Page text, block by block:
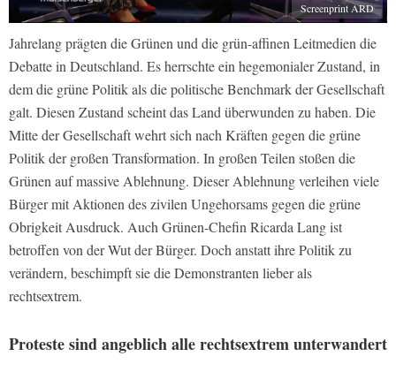
Screenprint ARD
Jahrelang prägten die Grünen und die grün-affinen Leitmedien die
Debatte in Deutschland. Es herrschte ein hegemonialer Zustand, in
dem die grüne Politik als die politische Benchmark der Gesellschaft
galt. Diesen Zustand scheint das Land überwunden zu haben. Die
Mitte der Gesellschaft wehrt sich nach Kräften gegen die grüne
Politik der großen Transformation. In großen Teilen stoßen die
Grünen auf massive Ablehnung. Dieser Ablehnung verleihen viele
Bürger mit Aktionen des zivilen Ungehorsams gegen die grüne
Obrigkeit Ausdruck. Auch Grünen-Chefin Ricarda Lang ist
betroffen von der Wut der Bürger. Doch anstatt ihre Politik zu
verändern, beschimpft sie die Demonstranten lieber als
rechtsextrem.
Proteste sind angeblich alle rechtsextrem unterwandert